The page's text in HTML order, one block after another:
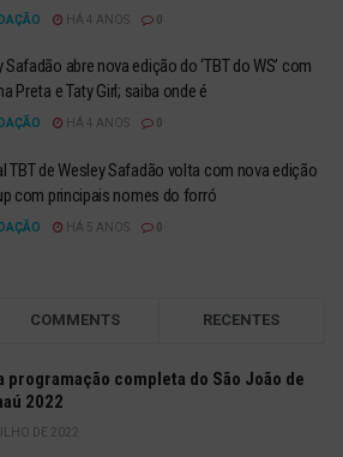
HÁ 4 ANOS
Safadão abre nova edição do ‘TBT do WS’ com
Preta e Taty Girl; saiba onde é
HÁ 4 ANOS
TBT de Wesley Safadão volta com nova edição
com principais nomes do forró
HÁ 5 ANOS
COMMENTS RECENTES
programação completa do São João de
2022
DE 2022